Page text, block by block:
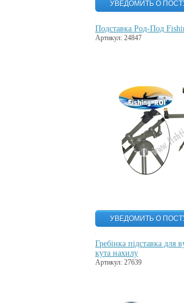
Подставка Род-Под
Артикул: 24847
Гребінка підставка для
кута нахилу
Артикул: 27639